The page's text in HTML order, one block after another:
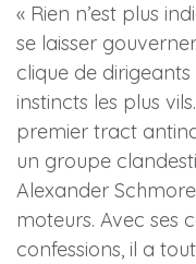
« Rien n’est plus
se laisser
clique de
instincts les plus
premier tract
un groupe
Alexander
moteurs. Avec ses
confessions, il a